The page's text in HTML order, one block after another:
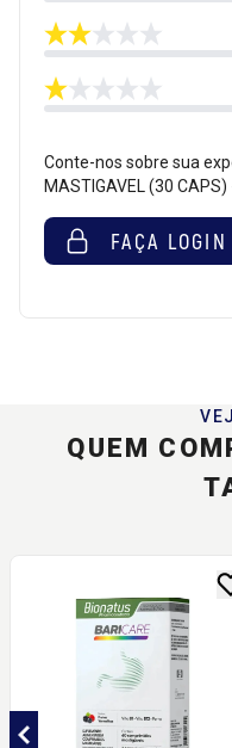
Conte-nos sobre sua
MASTIGAVEL (30 CAPS)
FAÇA
QUEM